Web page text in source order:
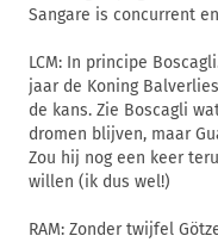
Sangare is concurrent
LCM: In principe
jaar de Koning
de kans. Zie Boscagli
dromen blijven, maar
Zou hij nog een keer
willen (ik dus wel!)
RAM: Zonder twijfel